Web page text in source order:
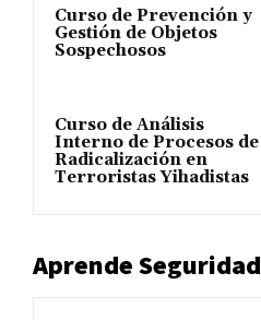
Curso de Prevención y
Gestión de Objetos
Sospechosos
Curso de Análisis
Interno de Procesos de
Radicalización en
Terroristas Yihadistas
Aprende Seguridad